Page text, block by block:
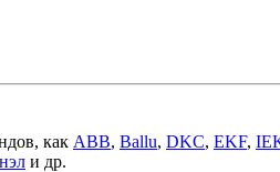
как ABB, Ballu, DKC, EKF,
и др.